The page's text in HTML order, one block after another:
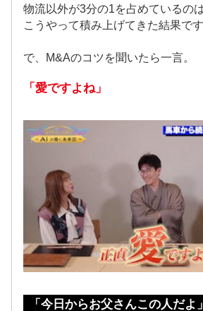
物流以外が3分の1を占めているの
こうやって積み上げてきた結果です
で、M&Aのコツを聞いたら一言。
「愛ですよね」
「今日からお父さんこの人だよ